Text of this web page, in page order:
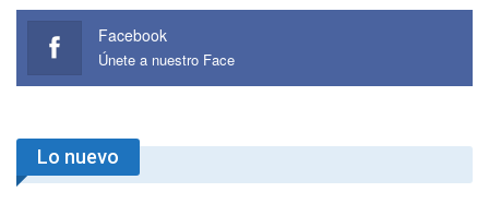
Facebook
Únete a nuestro Face
Lo nuevo